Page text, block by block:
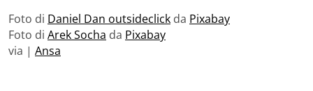
Foto di Daniel Dan outsideclick da Pixabay
Foto di Arek Socha da Pixabay
via | Ansa